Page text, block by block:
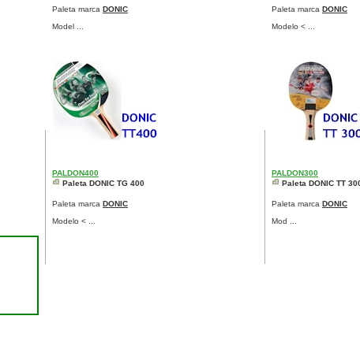
Paleta marca DONIC
Model ...
Paleta marca DONIC
Modelo < ...
PALDON400
Paleta DONIC TG 400
Paleta marca DONIC
Modelo < ...
PALDON300
Paleta DONIC TT
Paleta marca DONIC
Mod ...